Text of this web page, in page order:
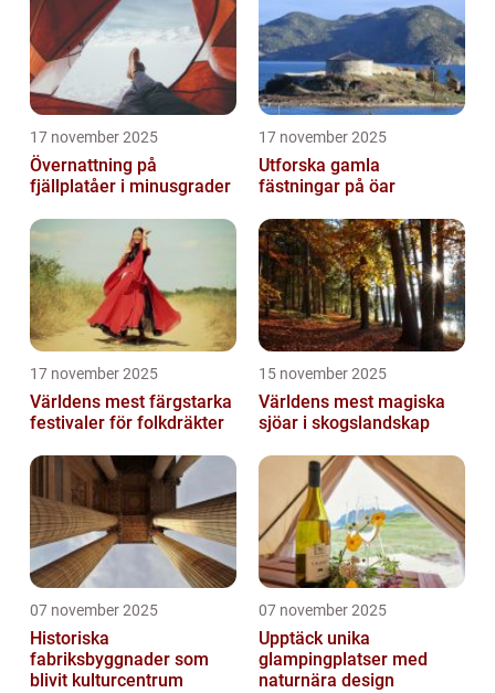
17 november 2025
Övernattning på
fjällplatåer i minusgrader
17 november 2025
Utforska gamla
fästningar på öar
17 november 2025
Världens mest färgstarka
festivaler för folkdräkter
15 november 2025
Världens mest magiska
sjöar i skogslandskap
07 november 2025
Historiska
fabriksbyggnader som
blivit kulturcentrum
07 november 2025
Upptäck unika
glampingplatser med
naturnära design